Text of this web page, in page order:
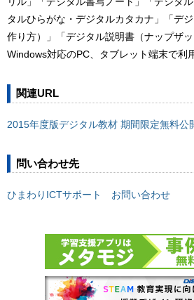
タルひらがな・デジタルカタカナ」「デ
作り方）」「デジタル説明書（ナップザッ
Windows対応のPC、タブレット端末で利
関連URL
2015年度版デジタル教材 期間限定無料公
問い合わせ先
ひまわりICTサポート お問い合わせ